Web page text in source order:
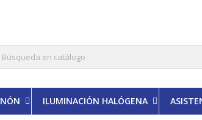
ILUMINACIÓN HALÓGENA